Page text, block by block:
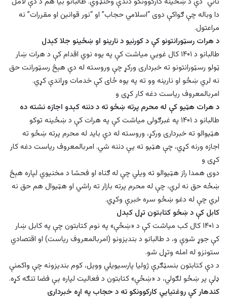
دا وباله چې ګواکې دوی “اسلامي حجاب” او “نور قوانین او مقررات” نه
مراعتول.
د هرات رسټورانتونو کې د کورنیو د نارینو او ښځینو جلا کېدل
طالبانو د ۱۴۰۱ کال غویي میاشت کې په یوه نوي اقدام کې د هرات ښار
ټولو رسټورانتونو ته خبرداری ورکړ چې وروسته له دې هېڅ رسټورانت حق
نه لري ښځو او نارینه وو ته په یوه ځای کې خدمات وړاندې کړي.
امربالمعروف ریاست دغه کار کړی و
د هرات هټیو کې له محرم پرته ښځو ته د دننه کېدو اجازه نشته ده
طالبانو د ۱۴۰۱ په غبرګولی میاشت کې په هرات کې د ښځینه توکو
هټیوالو ته خبرداری ورکړ، وروسته له دې باید له محرم پرته ښځو ته
اجازه ورنه کړي، چې هټیو ته یې دننه شي. امربالمعروف ریاست دغه کار
کړی و
دوی همدا راز هټیوالو ته ویلي چې له ګناه او فحشا د مخنیوي لپاره هېڅ
ښځه حق نه لري، چې له محرم پرته بازار ته راشي او هټیوال هم حق نه
لري چې له دغو ښځو سره خبرې وکړي.
کابل کې د ښځو کتابتون تړل کېدل
د ۱۴۰۱ کال کب میاشت کې د «ښځې» په نوم کتابتون چې په کابل ښار
کې جوړ شوې و، د طالبانو د بنديزونو (امربالمعروف ریاست) او اقتصادي
ستونزو له امله وتړل شو.
د دې کتابتون بنسټګرې ژوليا پارسيویلي وويل، کوم بنديزونه چې واکمنې
ډلې پر ښځو لګولي، د «ښځې» کتابتون د فعاليت لپاره یې فضا تنګه کړه.
کندهار کې روغتیایي کارکوونکو ته د حجاب په اړه خبرداری